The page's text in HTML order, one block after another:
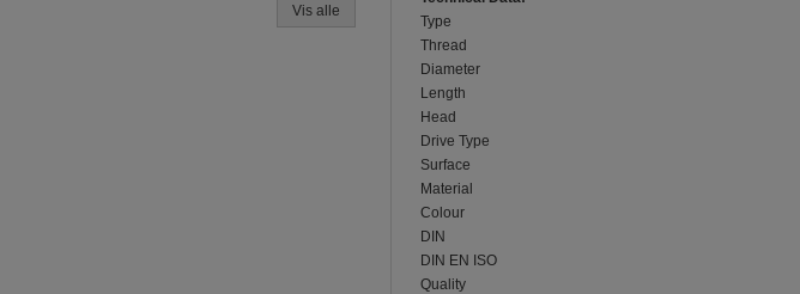
Type
Thread
Diameter
Length
Head
Drive Type
Surface
Material
Colour
DIN
DIN EN ISO
Quality
Vis alle